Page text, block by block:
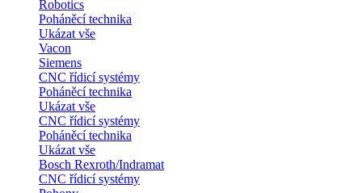
Robotics
Poháněcí technika
Ukázat vše
Vacon
Siemens
CNC řídicí systémy
Poháněcí technika
Ukázat vše
CNC řídicí systémy
Poháněcí technika
Ukázat vše
Bosch Rexroth/Indramat
CNC řídicí systémy